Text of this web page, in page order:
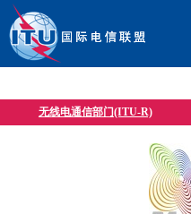
无线电通信部门(ITU-R)